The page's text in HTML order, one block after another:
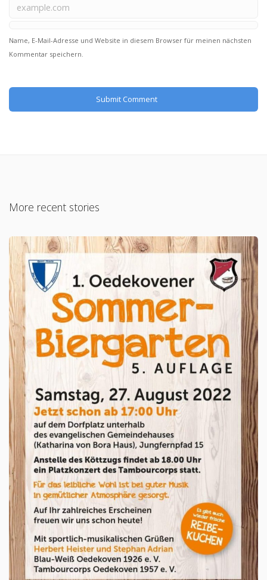
Name, E-Mail-Adresse und Website in diesem Browser für meinen nächsten
Kommentar speichern.
More recent stories